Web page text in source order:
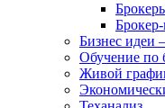
Бизнес идеи
Обучение по
Живой